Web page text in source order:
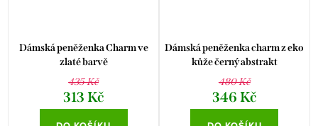
Dámská peněženka Charm ve
zlaté barvě
435 Kč
313 Kč
Dámská peněženka charm z eko
kůže černý abstrakt
480 Kč
346 Kč